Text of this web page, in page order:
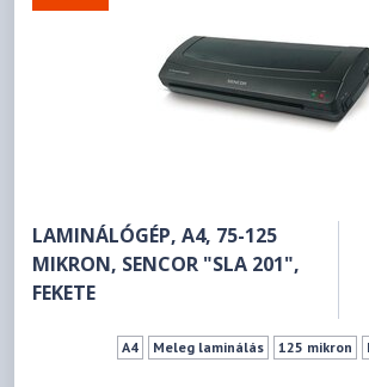
LAMINÁLÓGÉP, A4, 75-125
MIKRON, SENCOR "SLA 201",
FEKETE
A4 Meleg laminálás 125 mikron